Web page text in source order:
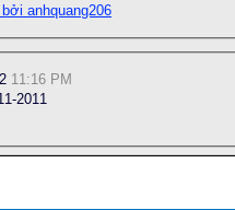
anhquang206
11:16 PM
2011